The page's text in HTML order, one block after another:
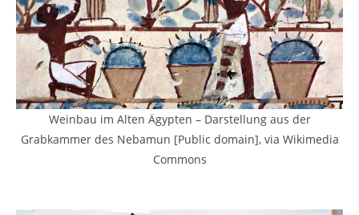
Weinbau im Alten Ägypten – Darstellung aus der
Grabkammer des Nebamun [Public domain], via Wikimedia
Commons